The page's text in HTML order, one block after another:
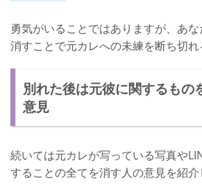
勇気がいることではありますが、あ
消すことで元カレへの未練を断ち切れ
別れた後は元彼に関するもの
意見
続いては元カレが写っている写真や
することの全てを消す人の意見を紹介